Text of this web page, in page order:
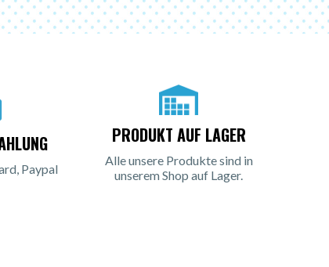
Paypal
PRODUKT AUF LAGER
Alle unsere Produkte sind in
unserem Shop auf Lager.